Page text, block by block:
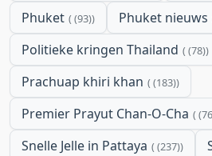
Phuket (93) Phuket nieuws
Politieke kringen Thailand (78)
Prachuap khiri khan (183)
Premier Prayut Chan-O-Cha
Snelle Jelle in Pattaya (237)